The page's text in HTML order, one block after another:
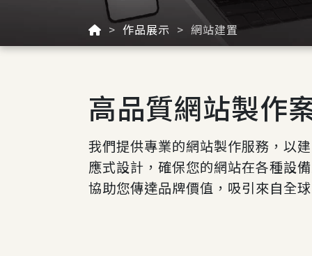
作品展示 網站建置
高品質網站製作
我們提供專業的網站製作服務，以
應式設計，確保您的網站在各種設
協助您傳達品牌價值，吸引來自全